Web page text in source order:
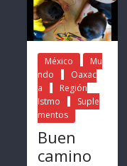
México
Mu
ndo
Oaxac
a
Región
Istmo
Suple
mentos
Buen
camino